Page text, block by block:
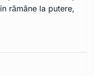
rămâne la putere,